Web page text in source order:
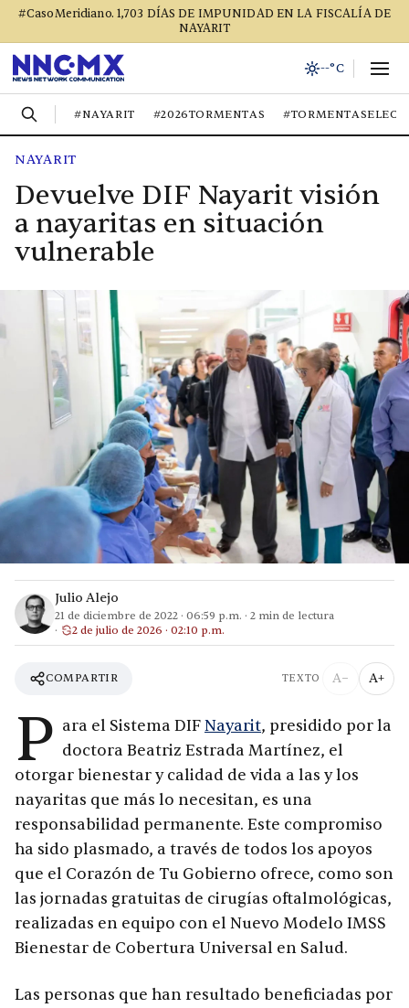
#CasoMeridiano. 1,703 DÍAS DE IMPUNIDAD EN LA FISCALÍA DE
NAYARIT
--°C
#NAYARIT #2026TORMENTAS
NAYARIT
Devuelve DIF Nayarit visión
a nayaritas en situación
vulnerable
Julio Alejo
21 de diciembre de 2022 · 06:59 p.m. · 2 min de lectura
2 de julio de 2026 · 02:10 p.m.
COMPARTIR TEXTO A− A+
P ara el Sistema DIFNayarit, presidido por la
doctora Beatriz Estrada Martínez, el
otorgar bienestar y calidad de vida a las y los
nayaritas que más lo necesitan, es una
responsabilidad permanente. Este compromiso
ha sido plasmado, a través de todos los apoyos
que el Corazón de Tu Gobierno ofrece, como son
las jornadas gratuitas de cirugías oftalmológicas,
realizadas en equipo con el Nuevo Modelo IMSS
Bienestar de Cobertura Universal en Salud.
Las personas que han resultado beneficiadas por